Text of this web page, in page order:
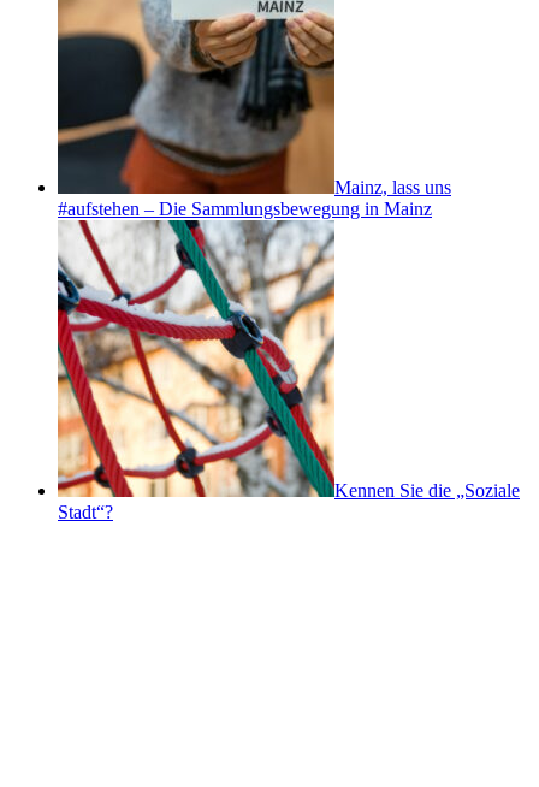
Mainz, lass uns
#aufstehen – Die Sammlungsbewegung in Mainz
Kennen Sie die „Soziale
Stadt“?